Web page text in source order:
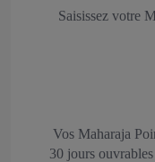
Saisissez votre
Vos Maharaja
30 jours